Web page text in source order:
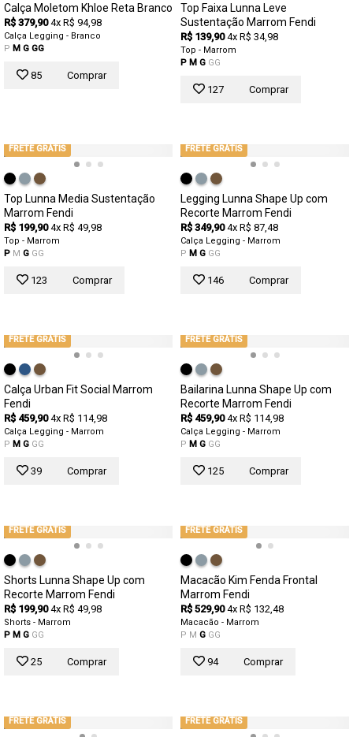
Calça Moletom Khloe Reta Branco
R$ 379,90 4x R$ 94,98
Calça Legging - Branco
P M G GG
85 Comprar
Top Faixa Lunna Leve
Sustentação Marrom Fendi
R$ 139,90 4x R$ 34,98
Top - Marrom
P M G GG
127 Comprar
FRETE GRÁTIS
Top Lunna Media Sustentação
Marrom Fendi
R$ 199,90 4x R$ 49,98
Top - Marrom
P M G GG
123 Comprar
FRETE GRÁTIS
Legging Lunna Shape Up com
Recorte Marrom Fendi
R$ 349,90 4x R$ 87,48
Calça Legging - Marrom
P M G GG
146 Comprar
FRETE GRÁTIS
Calça Urban Fit Social Marrom
Fendi
R$ 459,90 4x R$ 114,98
Calça Legging - Marrom
P M G GG
39 Comprar
FRETE GRÁTIS
Bailarina Lunna Shape Up com
Recorte Marrom Fendi
R$ 459,90 4x R$ 114,98
Calça Legging - Marrom
P M G GG
125 Comprar
FRETE GRÁTIS
Shorts Lunna Shape Up com
Recorte Marrom Fendi
R$ 199,90 4x R$ 49,98
Shorts - Marrom
P M G GG
25 Comprar
FRETE GRÁTIS
Macacão Kim Fenda Frontal
Marrom Fendi
R$ 529,90 4x R$ 132,48
Macacão - Marrom
P M G GG
94 Comprar
FRETE GRÁTIS FRETE GRÁTIS